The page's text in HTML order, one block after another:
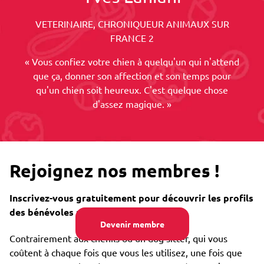
Devenir membre
VETERINAIRE, CHRONIQUEUR ANIMAUX SUR
FRANCE 2
« Vous confiez votre chien à quelqu'un qui n'attend
que ça, donner son affection et son temps pour
qu'un chien soit heureux. C'est quelque chose
d'assez magique. »
Rejoignez nos membres !
Inscrivez-vous gratuitement pour découvrir les profils
des bénévoles près de chez vous.
Contrairement aux chenils ou un dog sitter, qui vous
coûtent à chaque fois que vous les utilisez, une fois que